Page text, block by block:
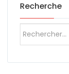
Recherche